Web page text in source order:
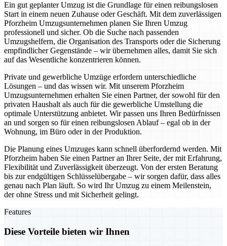
Ein gut geplanter Umzug ist die Grundlage für einen reibungslosen
Start in einem neuen Zuhause oder Geschäft. Mit dem zuverlässigen
Pforzheim Umzugsunternehmen planen Sie Ihren Umzug
professionell und sicher. Ob die Suche nach passenden
Umzugshelfern, die Organisation des Transports oder die Sicherung
empfindlicher Gegenstände – wir übernehmen alles, damit Sie sich
auf das Wesentliche konzentrieren können.
Private und gewerbliche Umzüge erfordern unterschiedliche
Lösungen – und das wissen wir. Mit unserem Pforzheim
Umzugsunternehmen erhalten Sie einen Partner, der sowohl für den
privaten Haushalt als auch für die gewerbliche Umstellung die
optimale Unterstützung anbietet. Wir passen uns Ihren Bedürfnissen
an und sorgen so für einen reibungslosen Ablauf – egal ob in der
Wohnung, im Büro oder in der Produktion.
Die Planung eines Umzuges kann schnell überfordernd werden. Mit
Pforzheim haben Sie einen Partner an Ihrer Seite, der mit Erfahrung,
Flexibilität und Zuverlässigkeit überzeugt. Von der ersten Beratung
bis zur endgültigen Schlüsselübergabe – wir sorgen dafür, dass alles
genau nach Plan läuft. So wird Ihr Umzug zu einem Meilenstein,
der ohne Stress und mit Sicherheit gelingt.
Features
Diese Vorteile bieten wir Ihnen